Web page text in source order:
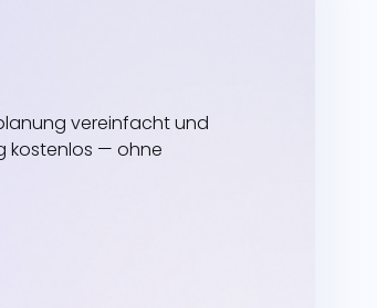
vereinfacht und
kostenlos — ohne